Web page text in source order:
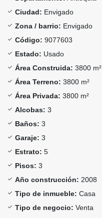
Ciudad: Envigado
Zona / barrio: Envigado
Código: 9077603
Estado: Usado
Área Construida: 3800 m²
Área Terreno: 3800 m²
Área Privada: 3800 m²
Alcobas: 3
Baños: 3
Garaje: 3
Estrato: 5
Pisos: 3
Año construcción: 2008
Tipo de inmueble: Casa
Tipo de negocio: Venta